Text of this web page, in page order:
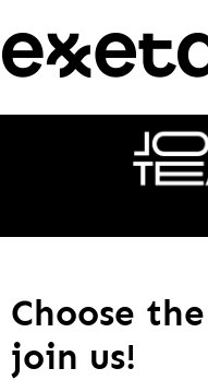
Choose
join us!